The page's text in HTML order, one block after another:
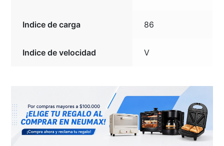
Indice de carga 86
Indice de velocidad V